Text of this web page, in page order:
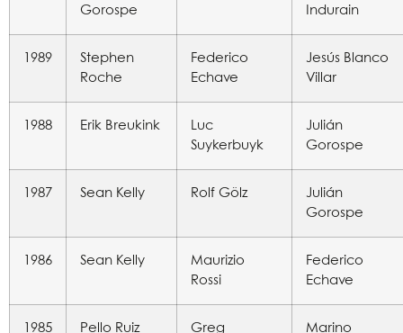
Gorospe
Indurain
1989
Stephen
Roche
Federico
Echave
Jesús Blanco
Villar
1988 Erik Breukink
Luc
Suykerbuyk
Julián
Gorospe
1987 Sean Kelly Rolf Gölz
Julián
Gorospe
1986 Sean Kelly
Maurizio
Rossi
Federico
Echave
1985 Pello Ruiz Greg Marino